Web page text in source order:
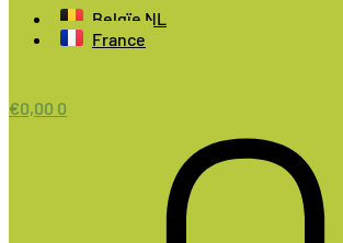
Belgïe NL
France
€0,00 0